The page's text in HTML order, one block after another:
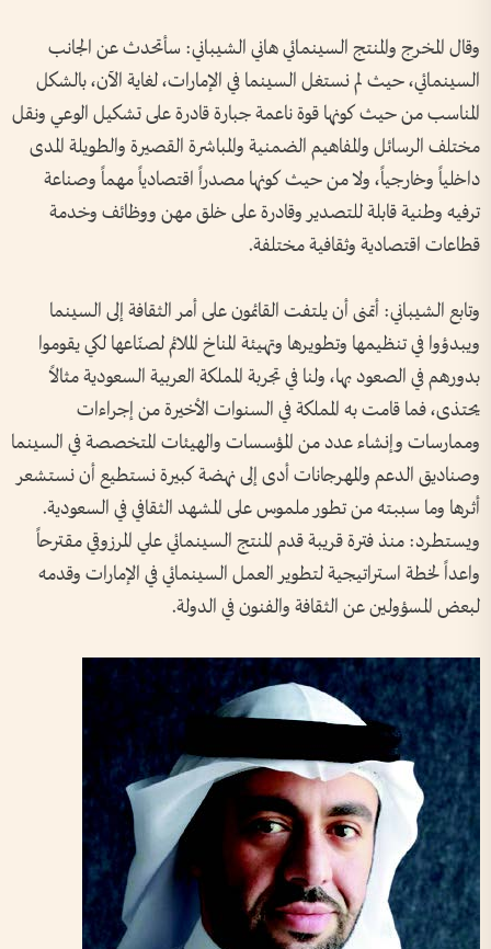
وقال المخرج والمنتج السينمائي هاني الشيباني: سأتحدث عن الجانب
السينمائي، حيث لم نستغل السينما في الإمارات، لغاية الآن، بالشكل
المناسب من حيث كونها قوة ناعمة جبارة قادرة على تشكيل الوعي ونقل
مختلف الرسائل والمفاهيم الضمنية والمباشرة القصيرة والطويلة المدى
داخلياً وخارجياً، ولا من حيث كونها مصدراً اقتصادياً مهماً وصناعة
ترفيه وطنية قابلة للتصدير وقادرة على خلق مهن ووظائف وخدمة
قطاعات اقتصادية وثقافية مختلفة.
وتابع الشيباني: أتمنى أن يلتفت القائمون على أمر الثقافة إلى السينما
ويبدؤوا في تنظيمها وتطويرها وتهيئة المناخ الملائم لصنّاعها لكي يقوموا
بدورهم في الصعود بها، ولنا في تجربة المملكة العربية السعودية مثالاً
يحتذى، فما قامت به المملكة في السنوات الأخيرة من إجراءات
وممارسات وإنشاء عدد من المؤسسات والهيئات المتخصصة في السينما
وصناديق الدعم والمهرجانات أدى إلى نهضة كبيرة نستطيع أن نستشعر
أثرها وما سببته من تطور ملموس على المشهد الثقافي في السعودية.
ويستطرد: منذ فترة قريبة قدم المنتج السينمائي علي المرزوقي مقترحاً
واعداً لخطة استراتيجية لتطوير العمل السينمائي في الإمارات وقدمه
لبعض المسؤولين عن الثقافة والفنون في الدولة.